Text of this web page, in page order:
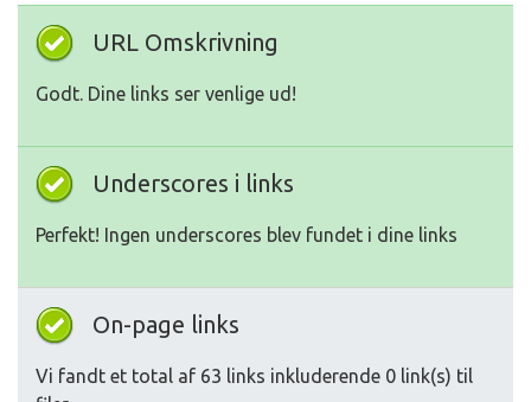
URL Omskrivning
Godt. Dine links ser venlige ud!
Underscores i links
Perfekt! Ingen underscores blev fundet i dine links
On-page links
Vi fandt et total af 63 links inkluderende 0 link(s) til